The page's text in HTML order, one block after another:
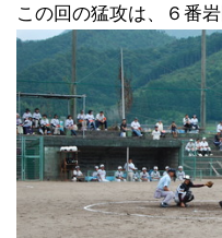
この回の猛攻は、６番